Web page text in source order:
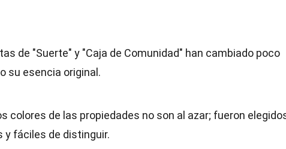
de "Suerte" y "Caja de Comunidad" han cambiado poco
su esencia original.
colores de las propiedades no son al azar; fueron
fáciles de distinguir.